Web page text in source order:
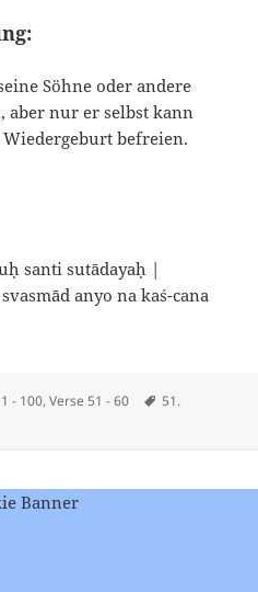
Söhne oder andere
aber nur er selbst kann
befreien.
santi sutādayaḥ |
anyo na kaś-cana
- 100,Verse 51 - 60 Schlagwörter
51.
Chudamani – Vers 51
Banner